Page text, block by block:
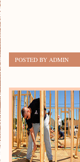
POSTED BY ADMIN